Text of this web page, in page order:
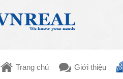
Trang chủ Giới thiệu